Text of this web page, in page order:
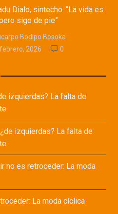
Dialo, sintecho: “La vida es
sigo de pie”
Bodipo Bosoka
2026
0
izquierdas? La falta de
izquierdas? La falta de
no es retroceder: La moda
La moda cíclica